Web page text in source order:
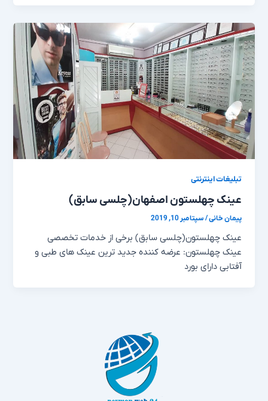
تبلیغات اینترنتی
عینک چهلستون اصفهان(چلسی سابق)
پیمان خانی/سپتامبر 10, 2019
عینک چهلستون(چلسی سابق) برخی از خدمات تخصصی
عینک چهلستون: عرضه کننده جدید ترین عینک های طبی و
آفتابی دارای بورد